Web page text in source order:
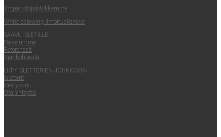
Ympä­ris­tö­po­li­tiik­kam­me
Whist­le­blowing ilmoituskanava
SAA­VU ISLETILLE
Pal­ve­lum­me
Refe­rens­sit
Ajan­koh­tais­ta
LII­TY ISLET­TE­RIEN JOUKKOON
Islet­te­rit
Rek­ry­toin­ti
Ota Yhteyt­tä